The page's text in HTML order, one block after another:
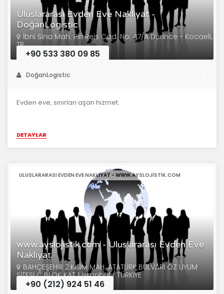
Uluslararası Evden Eve Nakliyat -
DoğanLogistic
İbni Sina Mah. Piri Reis Cad. No: 47/A Derince - Kocaeli,
TR
+90 533 380 09 85
DoğanLogistic
Evden eve, sınırları aşan hizmet.
DETAYLAR
www.ayslojistik.com - Uluslararası Evden Eve
Nakliyat
ULUSLARARASI EVDEN EVE NAKLIYAT - WWW.AYSLOJISTIK.COM
BAHÇEŞEHİR 2.KISIM MAH. ATATÜRK BULVARI ÖZ UYUM
SİTESİ C BLOK KAT 1 İstanbul / TÜRKİYE
+90 (212) 924 51 46